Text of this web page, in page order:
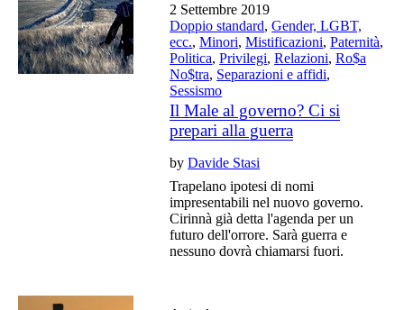
2 Settembre 2019
Doppio standard,Gender, LGBT,
ecc.,Minori,Mistificazioni,Paternità,
Politica,Privilegi,Relazioni,Ro$a
No$tra, Separazioni e affidi,
Sessismo
Il Male al governo? Ci si
prepari alla guerra
byDavide Stasi
Trapelano ipotesi di nomi
impresentabili nel nuovo governo.
Cirinnà già detta l'agenda per un
futuro dell'orrore. Sarà guerra e
nessuno dovrà chiamarsi fuori.